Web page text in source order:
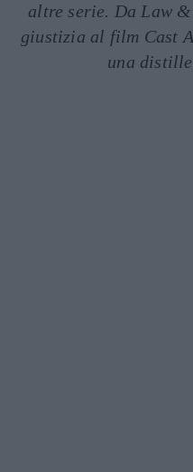
altre serie. Da Law
giustizia al film Cast
una